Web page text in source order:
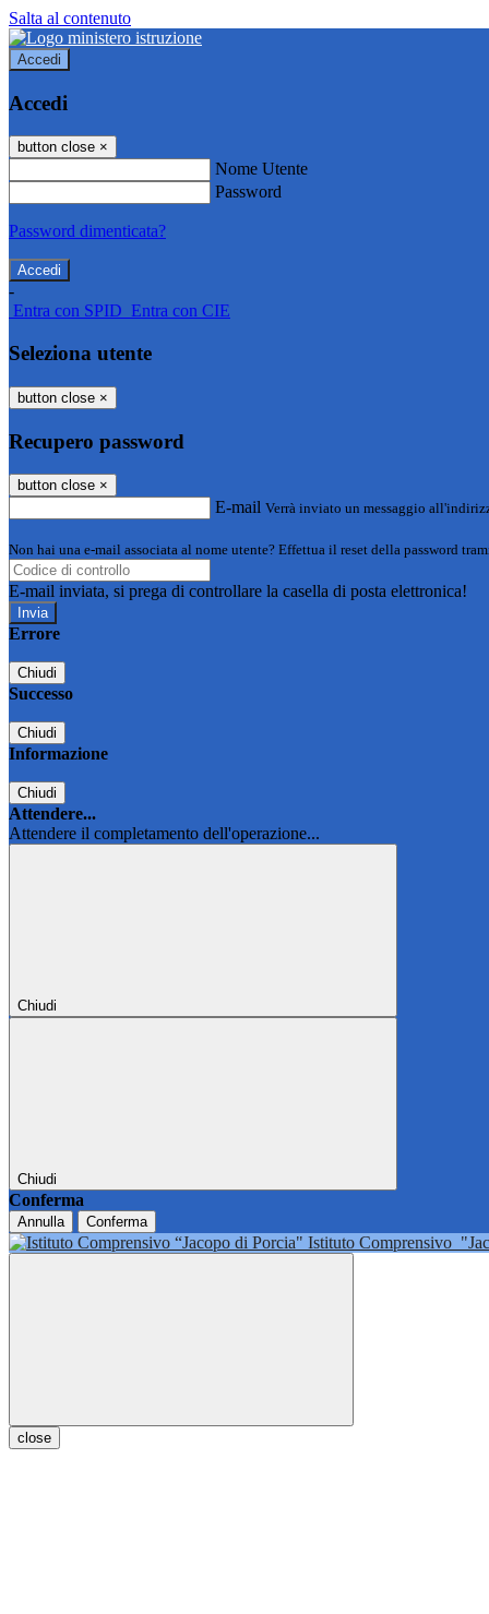
Salta al contenuto
Accedi
Accedi
button close ×
Nome Utente
Password
Password dimenticata?
-
Entra con SPID Entra con CIE
Seleziona utente
button close ×
Recupero password
button close ×
E-mail Verrà inviato un messaggio
Non hai una e-mail associata al nome utente? Effettua il reset della password
E-mail inviata, si prega di controllare la casella di posta elettronica!
Errore
Chiudi
Successo
Chiudi
Informazione
Chiudi
Attendere...
Attendere il completamento dell'operazione...
Chiudi
Chiudi
Conferma
Annulla Conferma
Istituto Comprensivo
close